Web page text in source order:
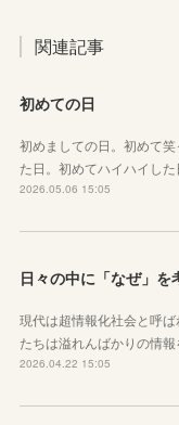
関連記事
初めての日
初めましての日。初めて
た日。初めてハイハイし
2026.05.06 15:05
現代は超情報化社会と呼
たちは溢れんばかりの情
2026.04.22 15:05